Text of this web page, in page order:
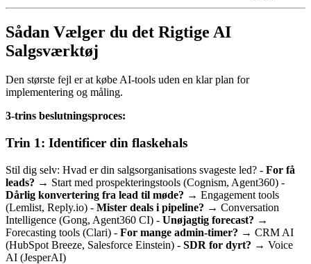
Sådan Vælger du det Rigtige AI
Salgsværktøj
Den største fejl er at købe AI-tools uden en klar plan for
implementering og måling.
3-trins beslutningsproces:
Trin 1: Identificer din flaskehals
Stil dig selv: Hvad er din salgsorganisations svageste led? - For få
leads? → Start med prospekteringstools (Cognism, Agent360) -
Dårlig konvertering fra lead til møde? → Engagement tools
(Lemlist, Reply.io) - Mister deals i pipeline? → Conversation
Intelligence (Gong, Agent360 CI) - Unøjagtig forecast? →
Forecasting tools (Clari) - For mange admin-timer? → CRM AI
(HubSpot Breeze, Salesforce Einstein) - SDR for dyrt? → Voice
AI (JesperAI)